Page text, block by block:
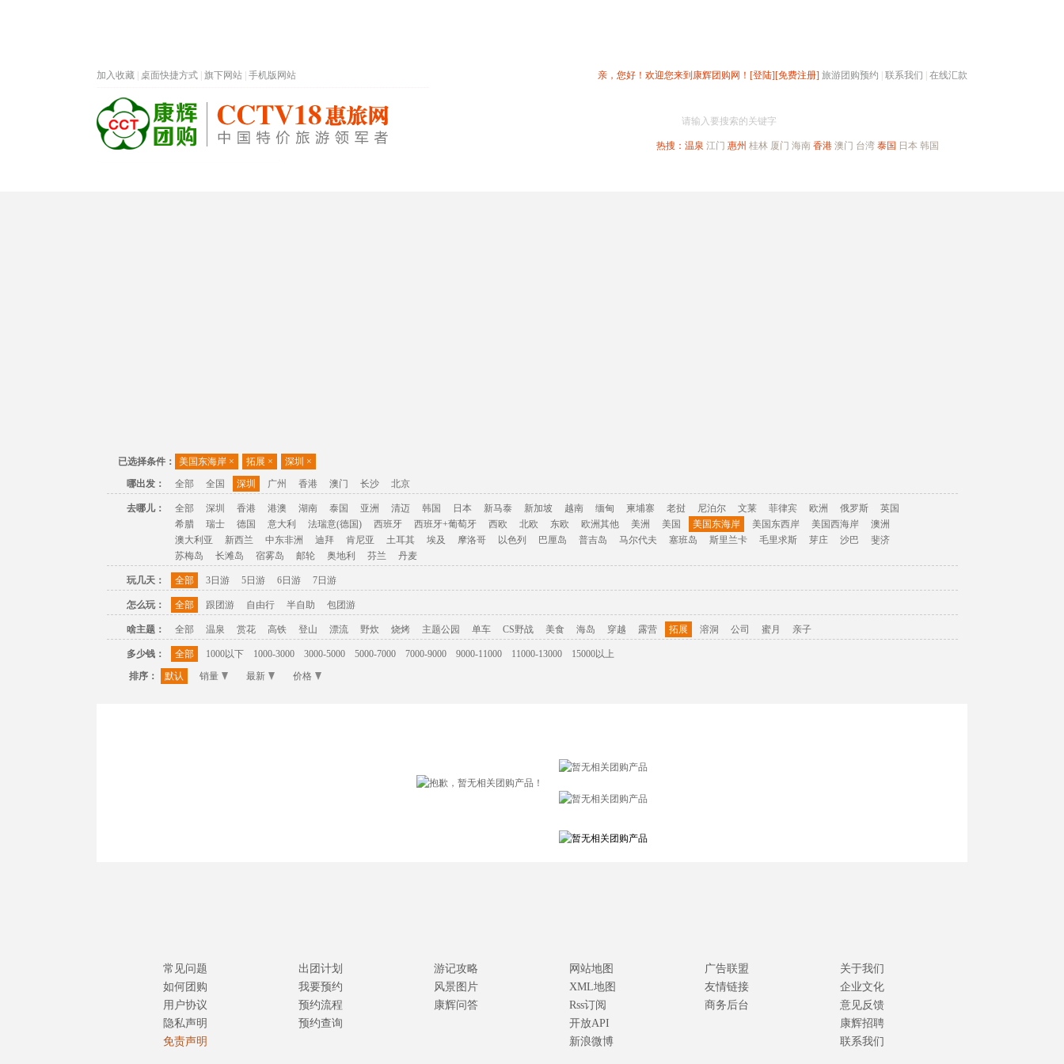
亲，您好！欢迎您来到康辉团购网！ [登陆][免费注册] 旅游团购预约 联系我们 在线汇款
加入收藏 桌面快捷方式 旗下网站 手机版网站
请输入要搜索的关键字
热搜： 温泉 江门 惠州 桂林 厦门 海南 香港 澳门 台湾 泰国 日本 韩国
已选择条件： 美国东海岸 × 拓展 × 深圳 ×
哪出发：
全部 全国 深圳 广州 香港 澳门 长沙 北京
去哪儿： 全部 深圳 香港 港澳 湖南 泰国 亚洲 清迈 韩国 日本 新马泰 新加坡 越南 缅甸 柬埔寨 老挝 尼泊尔 文莱 菲律宾 欧洲 俄罗斯
英国
希腊
瑞士 德国 意大利 法瑞意(德国) 西班牙 西班牙+葡萄牙 西欧 北欧 东欧 欧洲其他 美洲 美国 美国东海岸 美国东西岸 美国西海岸
澳洲
澳大利亚
新西兰 中东非洲 迪拜 肯尼亚 土耳其 埃及 摩洛哥 以色列 巴厘岛 普吉岛 马尔代夫 塞班岛 斯里兰卡 毛里求斯 芽庄 沙巴
斐济
苏梅岛
长滩岛 宿雾岛 邮轮 奥地利 芬兰 丹麦
玩几天： 全部 3日游 5日游 6日游 7日游
怎么玩： 全部 跟团游 自由行 半自助 包团游
啥主题： 全部 温泉 赏花 高铁 登山 漂流 野炊 烧烤 主题公园 单车 CS野战 美食 海岛 穿越 露营 拓展 溶洞 公司 蜜月 亲子
多少钱： 全部 1000以下 1000-3000 3000-5000 5000-7000 7000-9000 9000-11000 11000-13000
15000以上
排序：
默认 销量 最新 价格
常见问题
如何团购
用户协议
隐私声明
免责声明
出团计划
我要预约
预约流程
预约查询
游记攻略
风景图片
康辉问答
网站地图
XML地图
Rss订阅
开放API
新浪微博
广告联盟
友情链接
商务后台
关于我们
企业文化
意见反馈
康辉招聘
联系我们